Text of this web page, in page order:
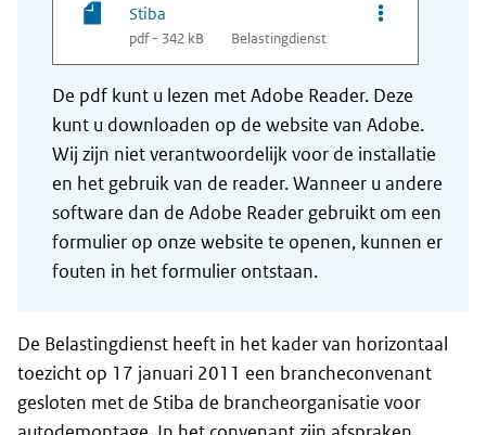
Stiba
pdf - 342 kB Belastingdienst
Opties van
De pdf kunt u lezen met Adobe Reader. Deze
kunt u downloaden op de website van Adobe.
Wij zijn niet verantwoordelijk voor de installatie
en het gebruik van de reader. Wanneer u andere
software dan de Adobe Reader gebruikt om een
formulier op onze website te openen, kunnen er
fouten in het formulier ontstaan.
De Belastingdienst heeft in het kader van horizontaal
toezicht op 17 januari 2011 een brancheconvenant
gesloten met de Stiba de brancheorganisatie voor